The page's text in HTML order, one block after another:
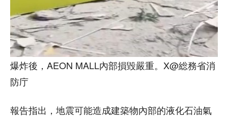
爆炸後，AEON MALL內部損毀嚴重。X@総務省消
防庁
報告指出，地震可能造成建築物內部的液化石油氣